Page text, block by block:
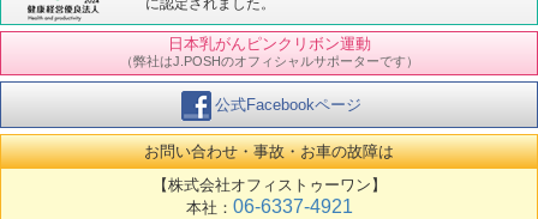
日本乳がんピンクリボン運動
（弊社はJ.POSHのオフィシャルサポーターです）
公式Facebookページ
お問い合わせ・事故・お車の故障は
【株式会社オフィストゥーワン】
本社： 06-6337-4921